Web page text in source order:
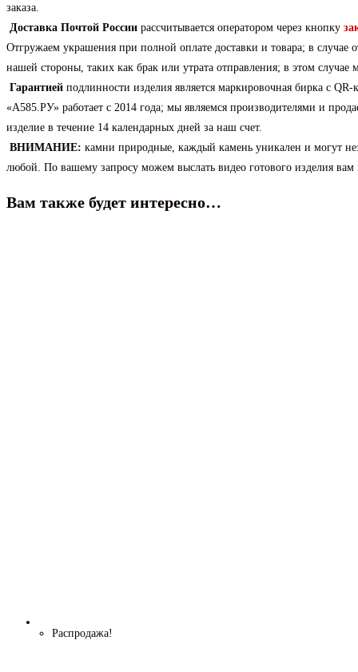
заказа.
Доставка Почтой России рассчитывается оператором через кнопку
Отгружаем украшения при полной оплате доставки и товара; в случае
нашей стороны, таких как брак или утрата отправления; в этом
Гарантией подлинности изделия является маркировочная бирка с
«А585.РУ» работает с 2014 года; мы являемся производителями и
изделие в течение 14 календарных дней за наш счет.
ВНИМАНИЕ: камни природные, каждый камень уникален и могут
любой. По вашему запросу можем выслать видео готового изделия
Вам также будет интересно…
Распродажа!